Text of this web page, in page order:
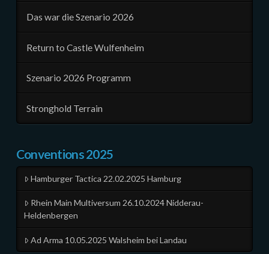
Das war die Szenario 2026
Return to Castle Wulfenheim
Szenario 2026 Programm
Stronghold Terrain
Conventions 2025
Hamburger Tactica 22.02.2025 Hamburg
Rhein Main Multiversum 26.10.2024 Nidderau-
Heldenbergen
Ad Arma 10.05.2025 Walsheim bei Landau